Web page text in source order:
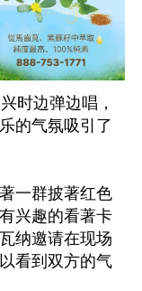
时边弹边唱，
的气氛吸引了
一群披著红色
兴趣的看著卡
纳邀请在现场
看到双方的气